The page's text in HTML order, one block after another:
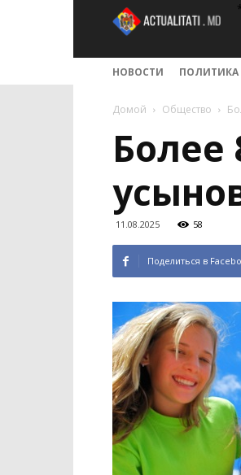
НОВОСТИ ПОЛИТИКА
Домой Общество
Более
11.08.2025 58
Поделиться в